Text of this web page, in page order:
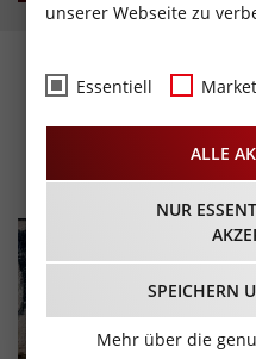
Mike
Home“,
14.11.2025 -
unserer Webseite zu
Essentiell
ALLE
NUR
SPEICHERN
Mehr über die